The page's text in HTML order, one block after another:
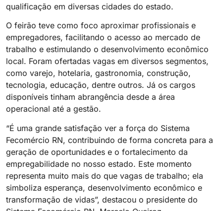
qualificação em diversas cidades do estado.
O feirão teve como foco aproximar profissionais e
empregadores, facilitando o acesso ao mercado de
trabalho e estimulando o desenvolvimento econômico
local. Foram ofertadas vagas em diversos segmentos,
como varejo, hotelaria, gastronomia, construção,
tecnologia, educação, dentre outros. Já os cargos
disponíveis tinham abrangência desde a área
operacional até a gestão.
“É uma grande satisfação ver a força do Sistema
Fecomércio RN, contribuindo de forma concreta para a
geração de oportunidades e o fortalecimento da
empregabilidade no nosso estado. Este momento
representa muito mais do que vagas de trabalho; ela
simboliza esperança, desenvolvimento econômico e
transformação de vidas”, destacou o presidente do